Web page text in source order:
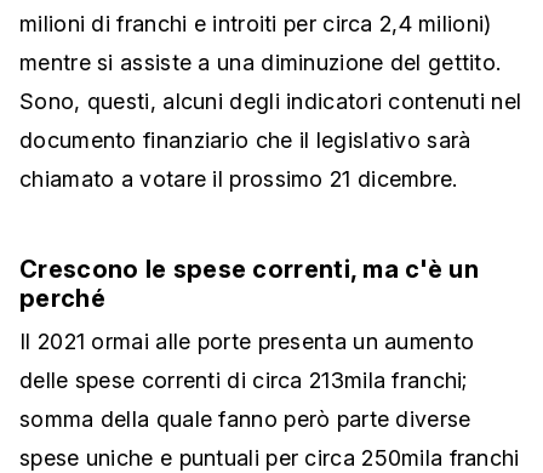
milioni di franchi e introiti per circa 2,4 milioni)
mentre si assiste a una diminuzione del gettito.
Sono, questi, alcuni degli indicatori contenuti nel
documento finanziario che il legislativo sarà
chiamato a votare il prossimo 21 dicembre.
Crescono le spese correnti, ma c'è un
perché
Il 2021 ormai alle porte presenta un aumento
delle spese correnti di circa 213mila franchi;
somma della quale fanno però parte diverse
spese uniche e puntuali per circa 250mila franchi